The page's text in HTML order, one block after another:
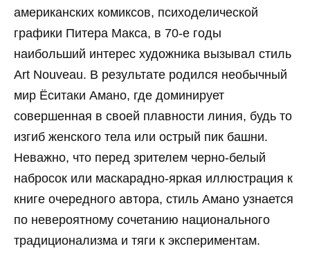
американских комиксов, психоделической
графики Питера Макса, в 70-е годы
наибольший интерес художника вызывал стиль
Art Nouveau. В результате родился необычный
мир Ёситаки Амано, где доминирует
совершенная в своей плавности линия, будь то
изгиб женского тела или острый пик башни.
Неважно, что перед зрителем черно-белый
набросок или маскарадно-яркая иллюстрация к
книге очередного автора, стиль Амано узнается
по невероятному сочетанию национального
традиционализма и тяги к экспериментам.